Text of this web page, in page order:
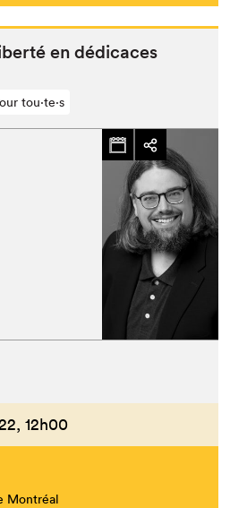
en dédicaces
tou⋅te⋅s
12h00
Montréal